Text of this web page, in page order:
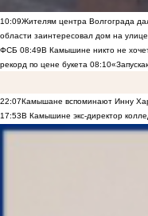
10:09Жителям центра Волгограда
области заинтересовал дом на
ФСБ 08:49В Камышине никто не
рекорд по цене букета 08:10
22:07Камышане вспоминают Инну
17:53В Камышине экс-директор